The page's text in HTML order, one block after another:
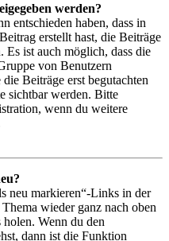
werden?
entschieden haben, dass in
erstellt hast, die Beiträge
Es ist auch möglich, dass die
von Benutzern
Beiträge erst begutachten
sichtbar werden. Bitte
wenn du weitere
neu markieren“-Links in der
wieder ganz nach oben
holen. Wenn du den
dann ist die Funktion